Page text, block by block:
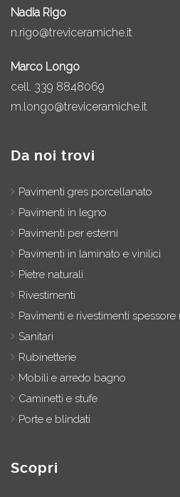
Nadia Rigo
n.rigo@treviceramiche.it
Marco Longo
cell. 339 8848069
m.longo@treviceramiche.it
Da noi trovi
Pavimenti gres porcellanato
Pavimenti in legno
Pavimenti per esterni
Pavimenti in laminato e vinilici
Pietre naturali
Rivestimenti
Pavimenti e rivestimenti spessore
Sanitari
Rubinetterie
Mobili e arredo bagno
Caminetti e stufe
Porte e blindati
Scopri